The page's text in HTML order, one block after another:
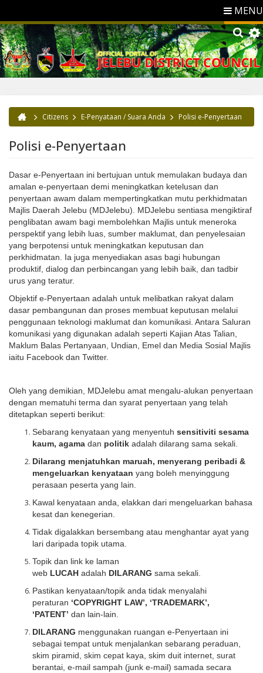
MENU
You are here
Citizens E-Penyataan / Suara Anda Polisi e-Penyertaan
Polisi e-Penyertaan
Dasar e-Penyertaan ini bertujuan untuk memulakan budaya dan
amalan e-penyertaan demi meningkatkan ketelusan dan
penyertaan awam dalam mempertingkatkan mutu perkhidmatan
Majlis Daerah Jelebu (MDJelebu). MDJelebu sentiasa mengiktiraf
penglibatan awam bagi membolehkan Majlis untuk meneroka
perspektif yang lebih luas, sumber maklumat, dan penyelesaian
yang berpotensi untuk meningkatkan keputusan dan
perkhidmatan. Ia juga menyediakan asas bagi hubungan
produktif, dialog dan perbincangan yang lebih baik, dan tadbir
urus yang teratur.
Objektif e-Penyertaan adalah untuk melibatkan rakyat dalam
dasar pembangunan dan proses membuat keputusan melalui
penggunaan teknologi maklumat dan komunikasi. Antara Saluran
komunikasi yang digunakan adalah seperti Kajian Atas Talian,
Maklum Balas Pertanyaan, Undian, Emel dan Media Sosial Majlis
iaitu Facebook dan Twitter.
Oleh yang demikian, MDJelebu amat mengalu-alukan penyertaan
dengan mematuhi terma dan syarat penyertaan yang telah
ditetapkan seperti berikut:
Sebarang kenyataan yang menyentuh sensitiviti sesama
kaum, agama dan politik adalah dilarang sama sekali.
Dilarang menjatuhkan maruah, menyerang peribadi &
mengeluarkan kenyataan yang boleh menyinggung
perasaan peserta yang lain.
Kawal kenyataan anda, elakkan dari mengeluarkan bahasa
kesat dan kenegerian.
Tidak digalakkan bersembang atau menghantar ayat yang
lari daripada topik utama.
Topik dan link ke laman
web LUCAH adalah DILARANG sama sekali.
Pastikan kenyataan/topik anda tidak menyalahi
peraturan ‘COPYRIGHT LAW’, ‘TRADEMARK’,
‘PATENT’ dan lain-lain.
DILARANG menggunakan ruangan e-Penyertaan ini
sebagai tempat untuk menjalankan sebarang peraduan,
skim piramid, skim cepat kaya, skim duit internet, surat
berantai, e-mail sampah (junk e-mail) samada secara